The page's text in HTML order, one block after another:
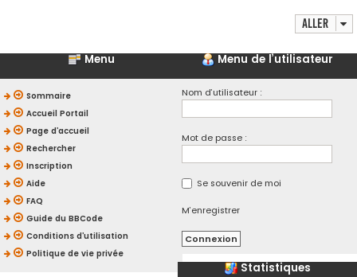
Aller
Menu
Sommaire
Accueil Portail
Page d’accueil
Rechercher
Inscription
Aide
FAQ
Guide du BBCode
Conditions d’utilisation
Politique de vie privée
Menu de l’utilisateur
Nom d’utilisateur :
Mot de passe :
Se souvenir de moi
M’enregistrer
Statistiques